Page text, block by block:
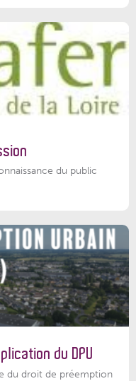
du public
du DPU
du droit de préemption